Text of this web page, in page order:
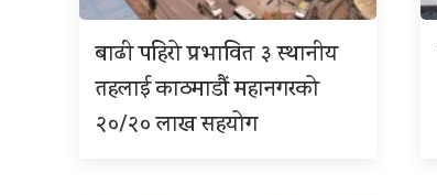
बाढी पहिरो प्रभावित ३ स्थानीय
तहलाई काठमाडौं महानगरको
२०/२० लाख सहयोग